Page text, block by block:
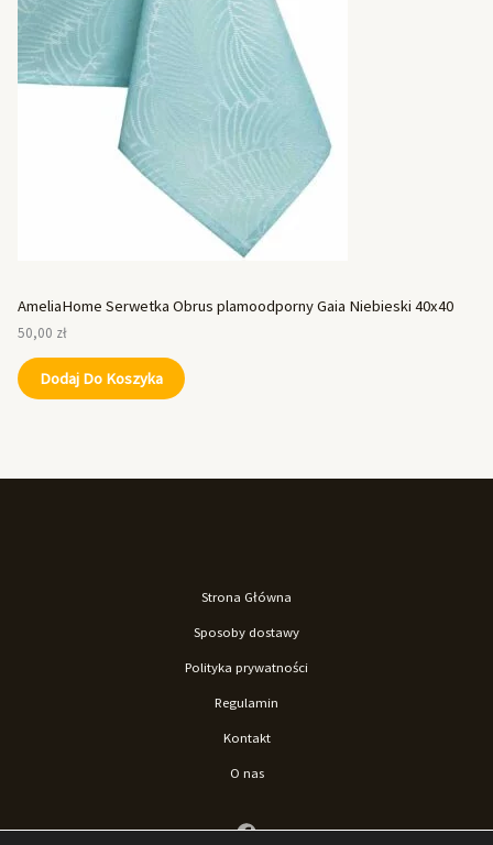
AmeliaHome Serwetka Obrus plamoodporny Gaia Niebieski 40x40
50,00 zł
Dodaj Do Koszyka
Strona Główna
Sposoby dostawy
Polityka prywatności
Regulamin
Kontakt
O nas